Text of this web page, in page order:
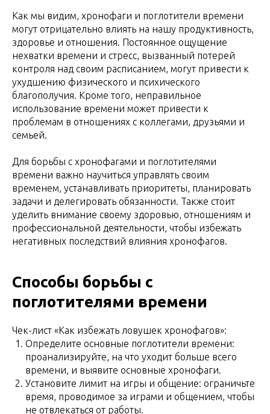
Как мы видим, хронофаги и поглотители времени
могут отрицательно влиять на нашу продуктивность,
здоровье и отношения. Постоянное ощущение
нехватки времени и стресс, вызванный потерей
контроля над своим расписанием, могут привести к
ухудшению физического и психического
благополучия. Кроме того, неправильное
использование времени может привести к
проблемам в отношениях с коллегами, друзьями и
семьей.
Для борьбы с хронофагами и поглотителями
времени важно научиться управлять своим
временем, устанавливать приоритеты, планировать
задачи и делегировать обязанности. Также стоит
уделить внимание своему здоровью, отношениям и
профессиональной деятельности, чтобы избежать
негативных последствий влияния хронофагов.
Способы борьбы с
поглотителями времени
Чек-лист «Как избежать ловушек хронофагов»:
Определите основные поглотители времени:
проанализируйте, на что уходит больше всего
времени, и выявите основные хронофаги.
Установите лимит на игры и общение: ограничьте
время, проводимое за играми и общением, чтобы
не отвлекаться от работы.